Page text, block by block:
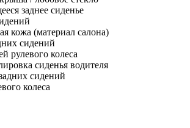
заднее сиденье
кожа (материал салона)
сидений
рулевого колеса
сиденья водителя
сидений
колеса